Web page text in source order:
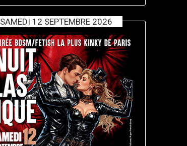
SAMEDI 12 SEPTEMBRE 2026